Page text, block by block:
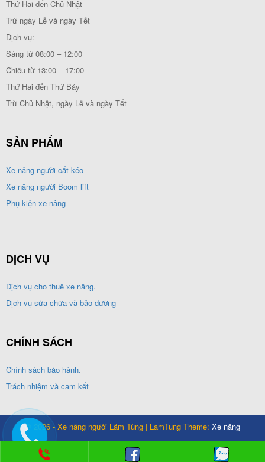
Thứ Hai đến Chủ Nhật
Trừ ngày Lễ và ngày Tết
Dịch vụ:
Sáng từ 08:00 – 12:00
Chiều từ 13:00 – 17:00
Thứ Hai đến Thứ Bảy
Trừ Chủ Nhật, ngày Lễ và ngày Tết
SẢN PHẨM
Xe nâng người cắt kéo
Xe nâng người Boom lift
Phụ kiện xe nâng
DỊCH VỤ
Dịch vụ cho thuê xe nâng.
Dịch vụ sửa chữa và bảo dưỡng
CHÍNH SÁCH
Chính sách bảo hành.
Trách nhiệm và cam kết
© 2026 - Xe nâng người Lâm Tùng | LamTung Theme: Xe nâng